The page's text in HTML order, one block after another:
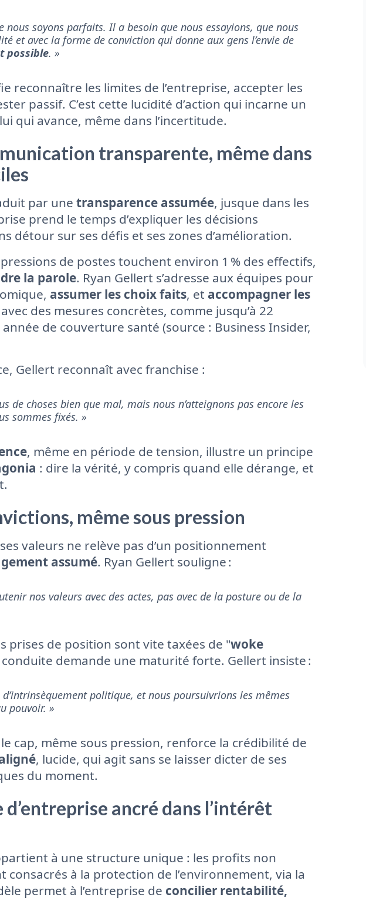
nous soyons parfaits. Il a besoin que nous essayions, que nous
et avec la forme de conviction qui donne aux gens l’envie de
possible. »
reconnaître les limites de l’entreprise, accepter les
passif. C’est cette lucidité d’action qui incarne un
qui avance, même dans l’incertitude.
transparente, même dans
par une transparence assumée, jusque dans les
prend le temps d’expliquer les décisions
détour sur ses défis et ses zones d’amélioration.
de postes touchent environ 1 % des effectifs,
la parole. Ryan Gellert s’adresse aux équipes pour
assumer les choix faits, et accompagner les
des mesures concrètes, comme jusqu’à 22
de couverture santé (source : Business Insider,
Gellert reconnaît avec franchise :
de choses bien que mal, mais nous n’atteignons pas encore les
sommes fixés. »
, même en période de tension, illustre un principe
: dire la vérité, y compris quand elle dérange, et
même sous pression
valeurs ne relève pas d’un positionnement
assumé. Ryan Gellert souligne :
nos valeurs avec des actes, pas avec de la posture ou de la
prises de position sont vite taxées de "woke
demande une maturité forte. Gellert insiste :
d’intrinsèquement politique, et nous poursuivrions les mêmes
pouvoir. »
cap, même sous pression, renforce la crédibilité de
, lucide, qui agit sans se laisser dicter de ses
du moment.
ancré dans l’intérêt
à une structure unique : les profits non
à la protection de l’environnement, via la
permet à l’entreprise de concilier rentabilité,